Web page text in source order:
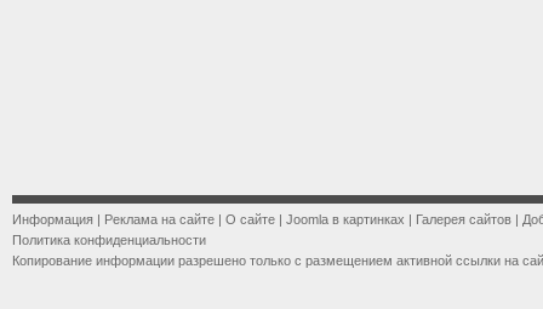
Информация | Реклама на сайте | О сайте | Joomla в картинках | Галерея сайтов |
Политика конфиденциальности
Копирование информации разрешено только с размещением активной ссылки на